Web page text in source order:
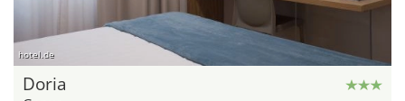
hotel.de
Doria